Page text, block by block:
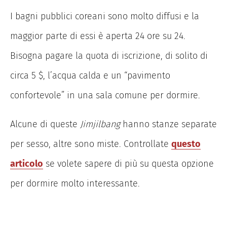
I bagni pubblici coreani sono molto diffusi e la
maggior parte di essi è aperta 24 ore su 24.
Bisogna pagare la quota di iscrizione, di solito di
circa 5 $, l’acqua calda e un “pavimento
confortevole” in una sala comune per dormire.
Alcune di queste Jimjilbanghanno stanze separate
per sesso, altre sono miste. Controllate questo
articolo se volete sapere di più su questa opzione
per dormire molto interessante.